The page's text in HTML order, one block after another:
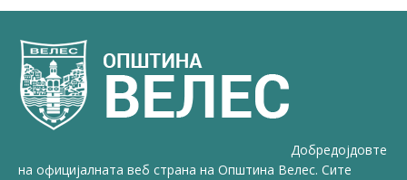
Добредојдовте
на официјалната веб страна на Општина Велес. Сите